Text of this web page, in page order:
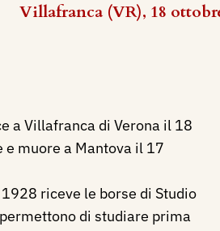
Villafranca (VR), 18
a Villafranca di Verona il 18
muore a Mantova il 17
riceve le borse di Studio
di studiare prima